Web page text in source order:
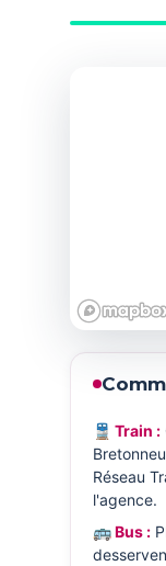
🚆 Train :
Réseau
l'agence.
🚌 Bus :